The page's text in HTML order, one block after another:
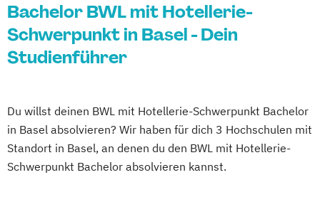
Bachelor BWL mit Hotellerie-
Schwerpunkt in Basel - Dein
Studienführer
Du willst deinen BWL mit Hotellerie-Schwerpunkt Bachelor
in Basel absolvieren? Wir haben für dich 3 Hochschulen mit
Standort in Basel, an denen du den BWL mit Hotellerie-
Schwerpunkt Bachelor absolvieren kannst.